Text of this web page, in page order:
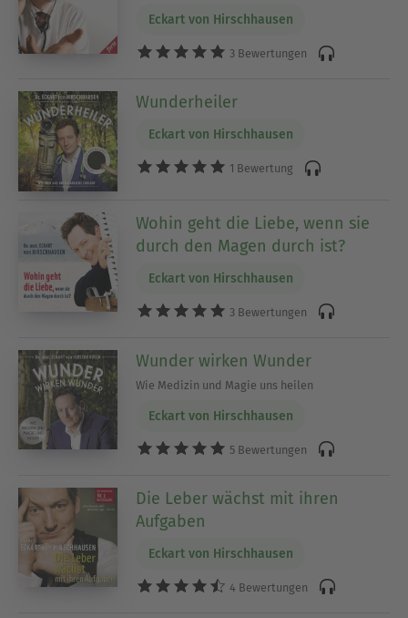
Eckart von Hirschhausen
3 Bewertungen
Wunderheiler
Eckart von Hirschhausen
1 Bewertung
Wohin geht die Liebe, wenn sie
durch den Magen durch ist?
Eckart von Hirschhausen
3 Bewertungen
Wunder wirken Wunder
Wie Medizin und Magie uns heilen
Eckart von Hirschhausen
5 Bewertungen
Die Leber wächst mit ihren
Aufgaben
Eckart von Hirschhausen
4 Bewertungen